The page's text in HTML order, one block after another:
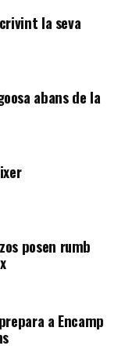
la seva
abans de la
posen rumb
a Encamp